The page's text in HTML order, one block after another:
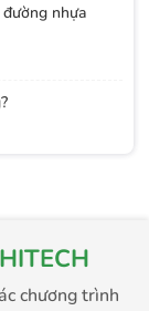
nhựa
chương trình